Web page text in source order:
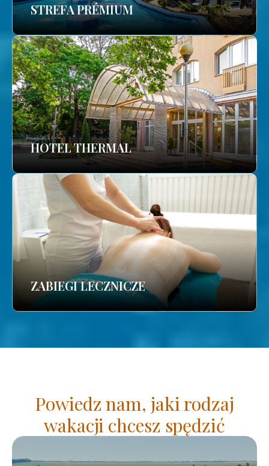
STREFA PRÉMIUM
HOTEL THERMAL
ZABIEGI LECZNICZE
Powiedz nam, jaki rodzaj
wakacji chcesz spędzić